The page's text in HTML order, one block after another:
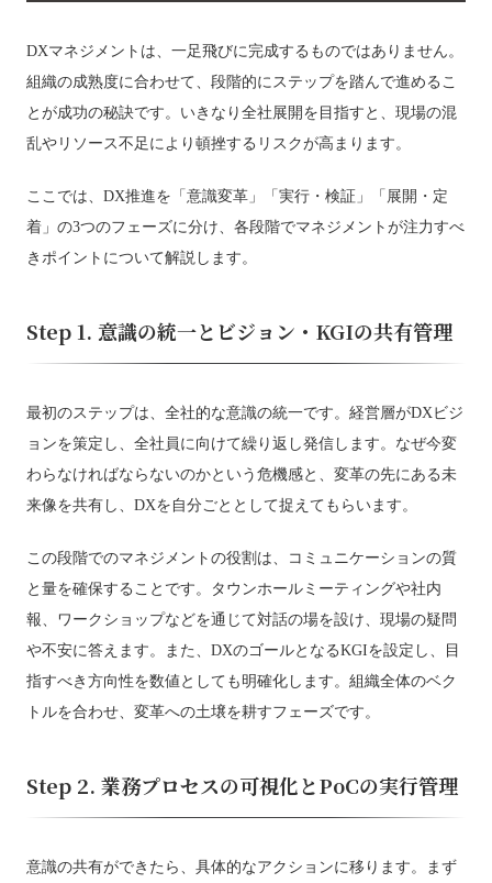
DXマネジメントは、一足飛びに完成するものではありません。
組織の成熟度に合わせて、段階的にステップを踏んで進めるこ
とが成功の秘訣です。いきなり全社展開を目指すと、現場の混
乱やリソース不足により頓挫するリスクが高まります。
ここでは、DX推進を「意識変革」「実行・検証」「展開・定
着」の3つのフェーズに分け、各段階でマネジメントが注力すべ
きポイントについて解説します。
Step 1. 意識の統一とビジョン・KGIの共有管理
最初のステップは、全社的な意識の統一です。経営層がDXビジ
ョンを策定し、全社員に向けて繰り返し発信します。なぜ今変
わらなければならないのかという危機感と、変革の先にある未
来像を共有し、DXを自分ごととして捉えてもらいます。
この段階でのマネジメントの役割は、コミュニケーションの質
と量を確保することです。タウンホールミーティングや社内
報、ワークショップなどを通じて対話の場を設け、現場の疑問
や不安に答えます。また、DXのゴールとなるKGIを設定し、目
指すべき方向性を数値としても明確化します。組織全体のベク
トルを合わせ、変革への土壌を耕すフェーズです。
Step 2. 業務プロセスの可視化とPoCの実行管理
意識の共有ができたら、具体的なアクションに移ります。まず